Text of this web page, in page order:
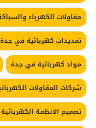
مقاولات الكهرباء
تمديدات كهربائية في جدة
مواد كهربائية في جدة
شركات المقاولات
تصميم الأنظمة